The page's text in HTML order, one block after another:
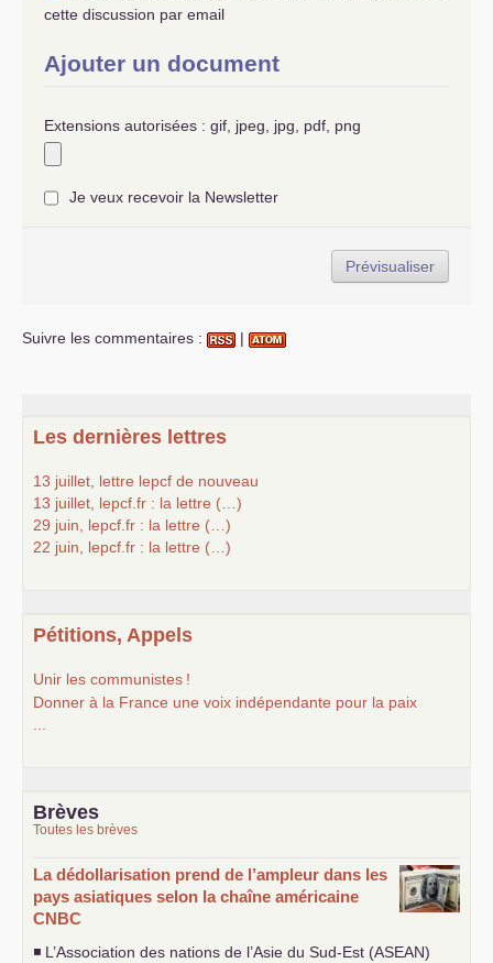
cette discussion par email
Ajouter un document
Extensions autorisées : gif, jpeg, jpg, pdf, png
Je veux recevoir la Newsletter
Suivre les commentaires : |
Les dernières lettres
13 juillet, lettre lepcf de nouveau
13 juillet, lepcf.fr : la lettre (…)
29 juin, lepcf.fr : la lettre (…)
22 juin, lepcf.fr : la lettre (…)
Pétitions, Appels
Unir les communistes !
Donner à la France une voix indépendante pour la paix
...
Brèves
Toutes les brèves
La dédollarisation prend de l’ampleur dans les
pays asiatiques selon la chaîne américaine
CNBC
◾ L’Association des nations de l’Asie du Sud-Est (ASEAN)